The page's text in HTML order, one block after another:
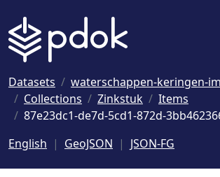
Datasets
waterschappen-keringen-
Collections
Zinkstuk
Items
87e23dc1-de7d-5cd1-872d-
English
GeoJSON JSON-FG